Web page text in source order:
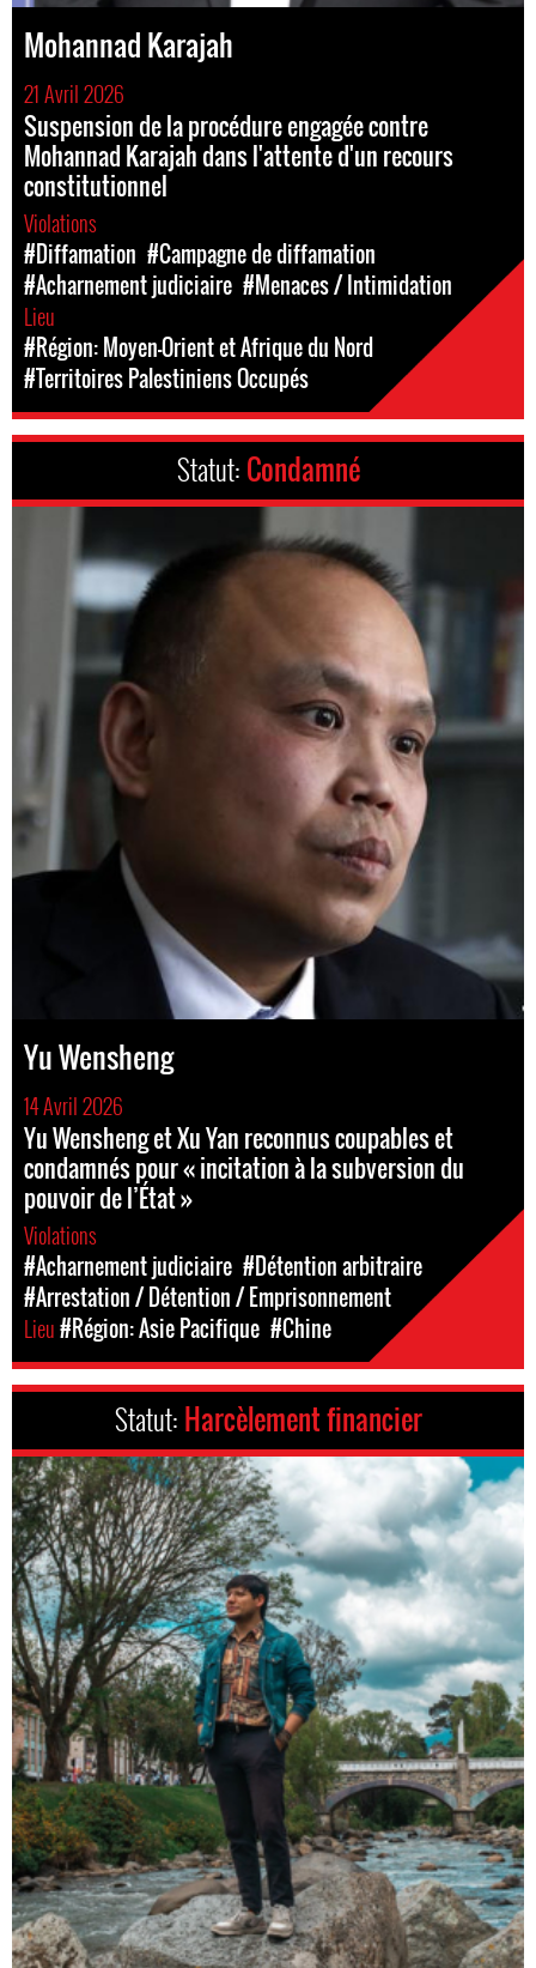
Mohannad Karajah
21 Avril 2026
Suspension de la procédure engagée contre
Mohannad Karajah dans l'attente d'un recours
constitutionnel
Violations
#Diffamation #Campagne de diffamation
#Acharnement judiciaire #Menaces / Intimidation
Lieu
#Région: Moyen-Orient et Afrique du Nord
#Territoires Palestiniens Occupés
Statut: Condamné
Yu Wensheng
14 Avril 2026
Yu Wensheng et Xu Yan reconnus coupables et
condamnés pour « incitation à la subversion du
pouvoir de l’État »
Violations
#Acharnement judiciaire #Détention arbitraire
#Arrestation / Détention / Emprisonnement
Lieu#Région: Asie Pacifique #Chine
Statut: Harcèlement financier